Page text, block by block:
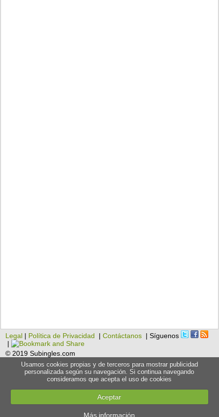
Legal | Política de Privacidad |Contáctanos | Síguenos
|
© 2019 Subingles.com
Usamos cookies propias y de terceros para mostrar publicidad
personalizada según su navegación. Si continua navegando
consideramos que acepta el uso de cookies
Aceptar
Más información